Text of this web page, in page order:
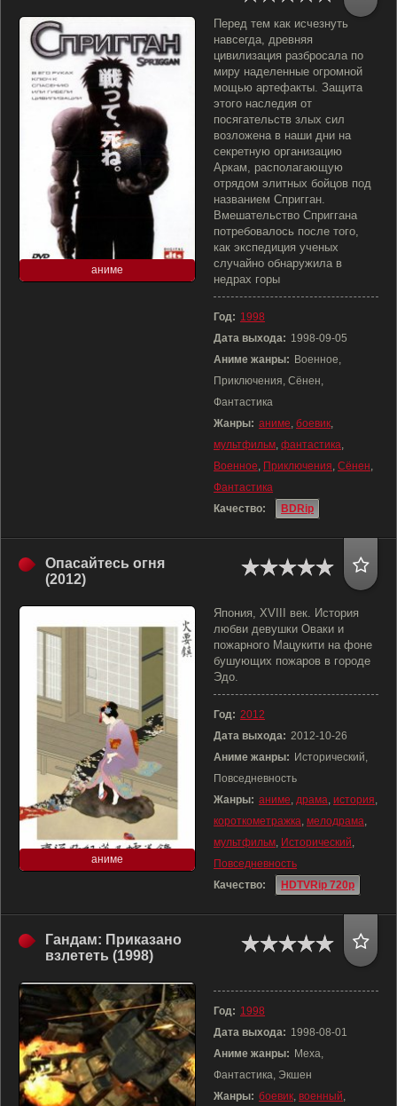
аниме
Перед тем как исчезнуть
навсегда, древняя
цивилизация разбросала по
миру наделенные огромной
мощью артефакты. Защита
этого наследия от
посягательств злых сил
возложена в наши дни на
секретную организацию
Аркам, располагающую
отрядом элитных бойцов под
названием Спригган.
Вмешательство Сприггана
потребовалось после того,
как экспедиция ученых
случайно обнаружила в
недрах горы
Год: 1998
Дата выхода: 1998-09-05
Аниме жанры: Военное,
Приключения, Сёнен,
Фантастика
Жанры: аниме, боевик,
мультфильм, фантастика,
Военное, Приключения, Сёнен,
Фантастика
Качество:
BDRip
Опасайтесь огня
(2012)
аниме
Япония, XVIII век. История
любви девушки Оваки и
пожарного Мацукити на фоне
бушующих пожаров в городе
Эдо.
Год: 2012
Дата выхода: 2012-10-26
Аниме жанры: Исторический,
Повседневность
Жанры: аниме, драма, история,
короткометражка, мелодрама,
мультфильм, Исторический,
Повседневность
Качество:
HDTVRip 720p
Гандам: Приказано
взлететь (1998)
Год: 1998
Дата выхода: 1998-08-01
Аниме жанры: Меха,
Фантастика, Экшен
Жанры: боевик, военный,